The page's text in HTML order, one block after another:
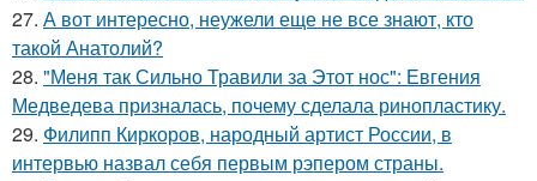
27. А вот интересно, неужели еще не все знают, кто
такой Анатолий?
28. "Меня так Сильно Травили за Этот нос": Евгения
Медведева призналась, почему сделала ринопластику.
29. Филипп Киркоров, народный артист России, в
интервью назвал себя первым рэпером страны.